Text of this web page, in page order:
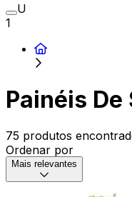
U
1
Painéis
75 produtos
Ordenar por
Mais relevantes